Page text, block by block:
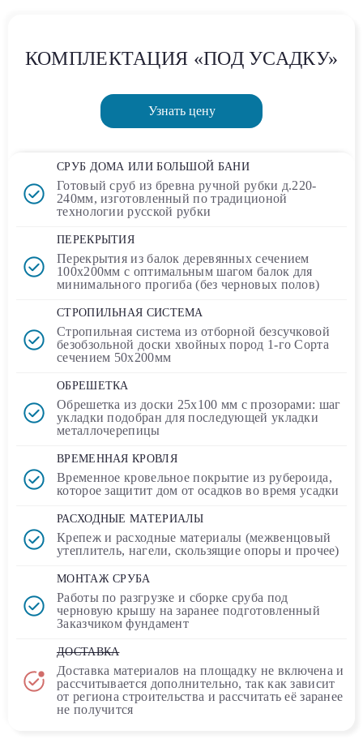
КОМПЛЕКТАЦИЯ «ПОД УСАДКУ»
Узнать цену
СРУБ ДОМА ИЛИ БОЛЬШОЙ БАНИ
Готовый сруб из бревна ручной рубки д.220-
240мм, изготовленный по традиционой
технологии русской рубки
ПЕРЕКРЫТИЯ
Перекрытия из балок деревянных сечением
100х200мм с оптимальным шагом балок для
минимального прогиба (без черновых полов)
СТРОПИЛЬНАЯ СИСТЕМА
Стропильная система из отборной безсучковой
безобзольной доски хвойных пород 1-го Сорта
сечением 50х200мм
ОБРЕШЕТКА
Обрешетка из доски 25х100 мм с прозорами: шаг
укладки подобран для последующей укладки
металлочерепицы
ВРЕМЕННАЯ КРОВЛЯ
Временное кровельное покрытие из рубероида,
которое защитит дом от осадков во время усадки
РАСХОДНЫЕ МАТЕРИАЛЫ
Крепеж и расходные материалы (межвенцовый
утеплитель, нагели, скользящие опоры и прочее)
МОНТАЖ СРУБА
Работы по разгрузке и сборке сруба под
черновую крышу на заранее подготовленный
Заказчиком фундамент
ДОСТАВКА
Доставка материалов на площадку не включена и
рассчитывается дополнительно, так как зависит
от региона строительства и рассчитать её заранее
не получится